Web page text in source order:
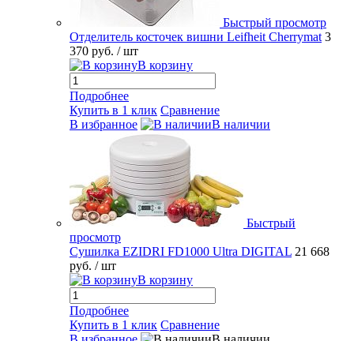
Быстрый просмотр
Отделитель косточек вишни Leifheit Cherrymat 3
370 руб. / шт
В корзину
Подробнее
Купить в 1 клик Сравнение
В избранное
В наличии
Быстрый
просмотр
Сушилка EZIDRI FD1000 Ultra DIGITAL 21 668
руб. / шт
В корзину
Подробнее
Купить в 1 клик Сравнение